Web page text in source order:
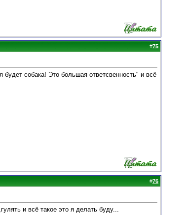
#75
собака! Это большая ответсвенность" и всё
#76
и всё такое это я делать буду...